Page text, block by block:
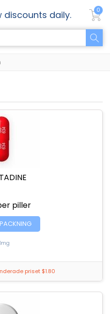
discounts daily. 0
piller
priset $1.80